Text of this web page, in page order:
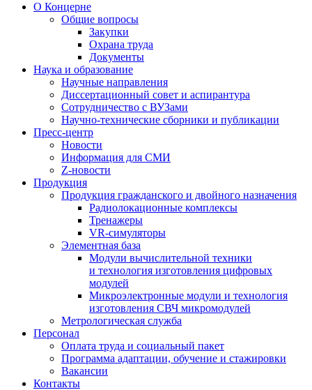
О Концерне
Общие вопросы
Закупки
Охрана труда
Документы
Наука и образование
Научные направления
Диссертационный совет и аспирантура
Сотрудничество с ВУЗами
Научно-технические сборники и публикации
Пресс-центр
Новости
Информация для СМИ
Z-новости
Продукция
Продукция гражданского и двойного назначения
Радиолокационные комплексы
Тренажеры
VR-симуляторы
Элементная база
Модули вычислительной техники
и технология изготовления цифровых
модулей
Микроэлектронные модули и технология
изготовления СВЧ микромодулей
Метрологическая служба
Персонал
Оплата труда и социальный пакет
Программа адаптации, обучение и стажировки
Вакансии
Контакты